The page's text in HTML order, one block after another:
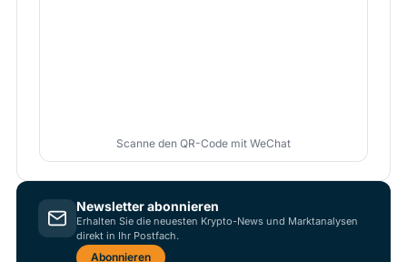
Scanne den QR-Code mit WeChat
Newsletter abonnieren
Erhalten Sie die neuesten Krypto-News und Marktanalysen
direkt in Ihr Postfach.
Abonnieren